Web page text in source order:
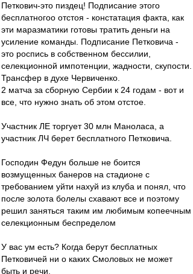
Петкович-это пиздец! Подписание этого
бесплатногоо отстоя - констатация факта, как
эти маразматики готовы тратить деньги на
усиление команды. Подписание Петковича -
это роспись в собственном бессилии,
селекционной импотенции, жадности, скупости.
Трансфер в духе Червиченко.
2 матча за сборную Сербии к 24 годам - вот и
все, что нужно знать об этом отстое.
Участник ЛЕ торгует 30 млн Маноласа, а
участник ЛЧ берет бесплатного Петковича.
Господин Федун больше не боится
возмущенных банеров на стадионе с
требованием уйти нахуй из клуба и понял, что
после золота болелы схавают все и поэтому
решил заняться таким им любимым копеечным
селекционным беспределом
У вас ум есть? Когда берут бесплатных
Петковичей ни о каких Смоловых не может
быть и речи.